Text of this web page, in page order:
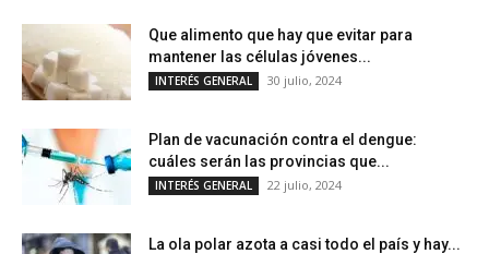
Que alimento que hay que evitar para
mantener las células jóvenes...
INTERÉS GENERAL 30 julio, 2024
Plan de vacunación contra el dengue:
cuáles serán las provincias que...
INTERÉS GENERAL 22 julio, 2024
La ola polar azota a casi todo el país y hay...